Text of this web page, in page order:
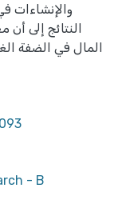
والإنشاءات
النتائج إلى
المال في الضفة
- B